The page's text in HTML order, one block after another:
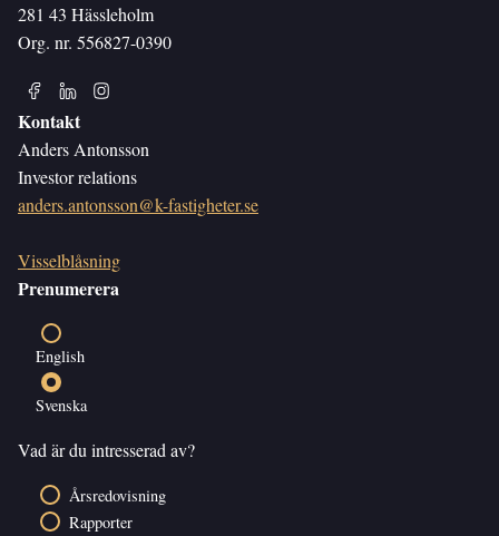
281 43 Hässleholm
Org. nr. 556827-0390
Kontakt
Anders Antonsson
Investor relations
anders.antonsson@k-fastigheter.se
Visselblåsning
Prenumerera
English
Svenska
Vad är du intresserad av?
Årsredovisning
Rapporter